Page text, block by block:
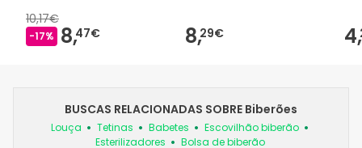
10,17€
-17% 8,47€ 8,29€ 4,
BUSCAS RELACIONADAS SOBRE Biberões
Louça Tetinas Babetes
Escovilhão biberão
Esterilizadores
Bolsa de biberão